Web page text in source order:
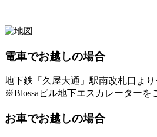
電車でお越しの場合
地下鉄「久屋大通」駅南改札口よ
※Blossaビル地下エスカレーターを
お車でお越しの場合